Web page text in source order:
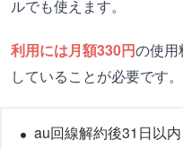
ルでも使えます。
利用には月額330円の使用
していることが必要です。
au回線解約後31日以内